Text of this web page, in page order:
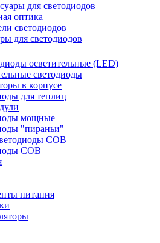
для светодиодов
оптика
светодиодов
для светодиодов
осветительные (LED)
светодиоды
в корпусе
для теплиц
мощные
"пираньи"
COB
COB
питания